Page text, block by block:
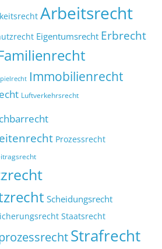
Arbeitsrecht
Eigentumsrecht Erbrecht
Immobilienrecht
Luftverkehrsrecht
Prozessrecht
Scheidungsrecht
Staatsrecht
Strafrecht